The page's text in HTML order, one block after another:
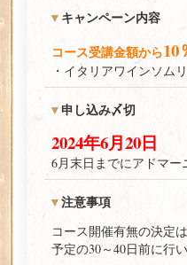
キャンペーン内容
コース受講金額から10
・イタリアワインソム
申し込み〆切
2024年6月20日
6月末日 までにアドマー
注意事項
コース開催有無の決定
予定の30～40日前に行い